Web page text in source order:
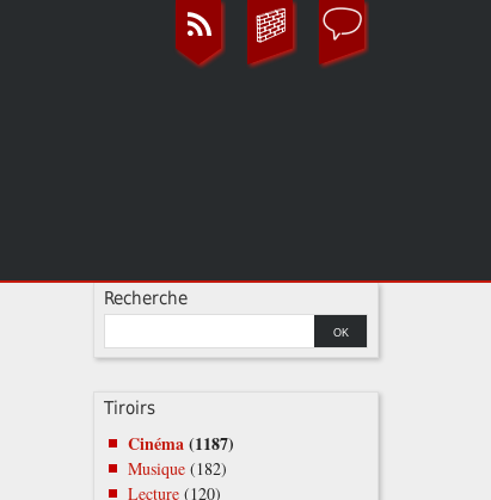
Recherche
Tiroirs
Cinéma (1187)
Musique (182)
Lecture (120)